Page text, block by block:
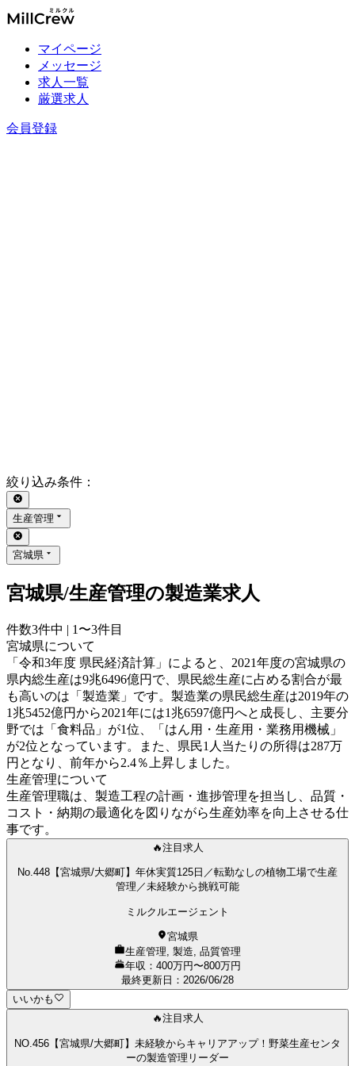
マイページ
メッセージ
求人一覧
厳選求人
会員登録
絞り込み条件 ：
生産管理
宮城県
宮城県/生産管理の製造業求人
件数3件中 | 1〜3件目
宮城県について
「令和3年度 県民経済計算」によると、2021年度の宮城県の
県内総生産は9兆6496億円で、県民総生産に占める割合が最
も高いのは「製造業」です。製造業の県民総生産は2019年の
1兆5452億円から2021年には1兆6597億円へと成長し、主要分
野では「食料品」が1位、「はん用・生産用・業務用機械」
が2位となっています。また、県民1人当たりの所得は287万
円となり、前年から2.4％上昇しました。
生産管理について
生産管理職は、製造工程の計画・進捗管理を担当し、品質・
コスト・納期の最適化を図りながら生産効率を向上させる仕
事です。
🔥注目求人
No.448【宮城県/大郷町】年休実質125日／転勤なしの植物工場で生産
管理／未経験から挑戦可能
ミルクルエージェント
宮城県
生産管理, 製造, 品質管理
年収：400万円〜800万円
最終更新日 ： 2026/06/28
いいかも
🔥注目求人
NO.456【宮城県/大郷町】未経験からキャリアアップ！野菜生産センタ
ーの製造管理リーダー